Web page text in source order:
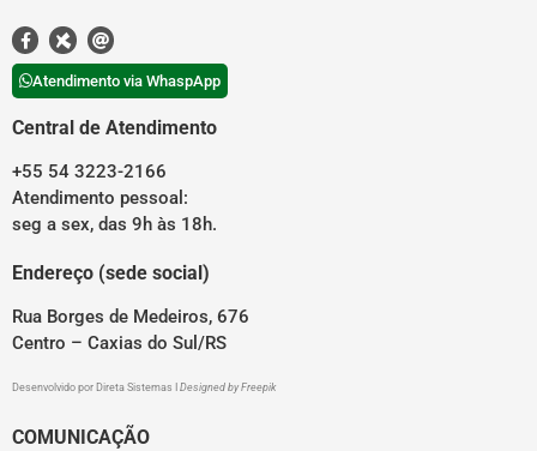
Atendimento via WhaspApp
Central de Atendimento
+55 54 3223-2166
Atendimento pessoal:
seg a sex, das 9h às 18h.
Endereço (sede social)
Rua Borges de Medeiros, 676
Centro – Caxias do Sul/RS
Desenvolvido por Direta Sistemas Designed by Freepik
COMUNICAÇÃO